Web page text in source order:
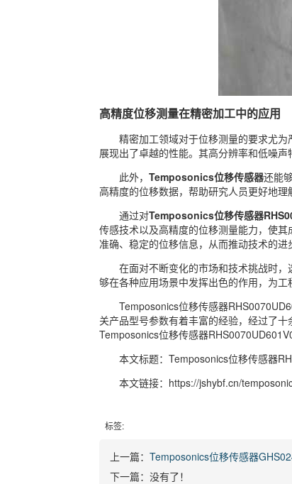
高精度位移测量在精密加工中的应用
精密加工领域对于位移测量的要求尤为
展现出了卓越的性能。其高分辨率和低噪
此外， Temposonics位移传感器还能
高精度的位移数据，帮助研究人员更好地理
通过对Temposonics位移传感器
传感技术以及高精度的位移测量能力，使
准确、稳定的位移信息，从而推动技术的进
在面对不断变化的市场和技术挑战时
够在各种应用场景中发挥出色的作用，为
Temposonics位移传感器
关产品型号参数有着丰富的经验，经过了
Temposonics位移传感器
本文标题：Temposonics位移传感器
本文链接：https://jshybf.cn/
标签:
上一篇： Temposonics位移传感器
下一篇：没有了！